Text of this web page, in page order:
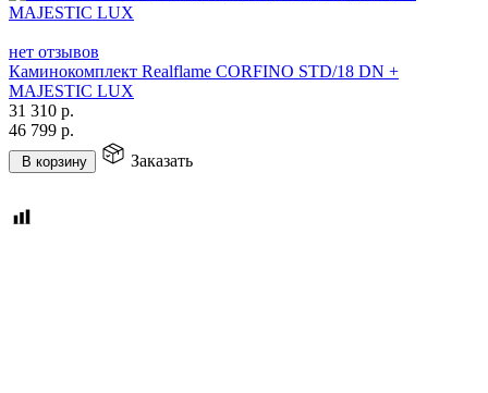
нет отзывов
Каминокомплект Realflame CORFINO STD/18 DN +
MAJESTIC LUX
31 310 р.
46 799 р.
В корзину Заказать